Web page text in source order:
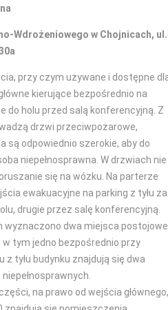
Wdrożeniowego w Chojnicach, ul.
przy czym używane i dostępne
kierujące bezpośrednio na
do holu przed salą konferencyjną. Z
drzwi przeciwpożarowe,
są odpowiednio szerokie, aby do
niepełnosprawna. W drzwiach nie
się na wózku. Na parterze
ewakuacyjne na parking z tyłu za
drugie przez salę konferencyjną.
wyznaczono dwa miejsca postojowe
w tym jedno bezpośrednio przy
z tyłu budynku znajdują się dwa
na prawo od wejścia głównego,